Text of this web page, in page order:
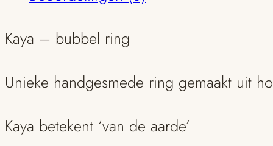
Kaya – bubbel ring
Unieke handgesmede ring gemaakt uit
Kaya betekent ‘van de aarde’